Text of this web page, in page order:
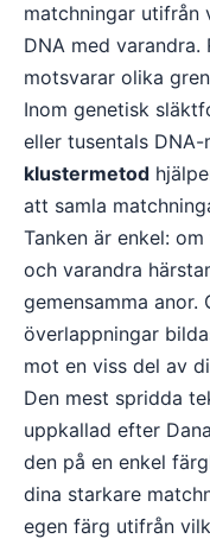
matchningar utifrån
DNA med
motsvarar olika
Inom genetisk
eller tusentals
klustermetod
att samla
Tanken är enkel:
och varandra
gemensamma anor.
överlappningar
mot en viss del av
Den mest spridda
uppkallad efter
den på en enkel
dina starkare
egen färg utifrån